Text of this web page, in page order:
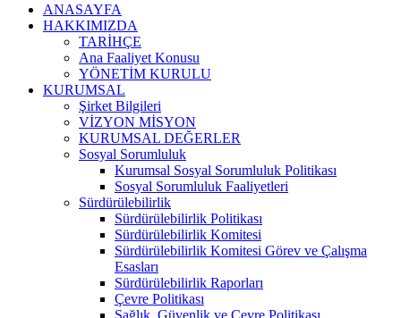
ANASAYFA
HAKKIMIZDA
TARİHÇE
Ana Faaliyet Konusu
YÖNETİM KURULU
KURUMSAL
Şirket Bilgileri
VİZYON MİSYON
KURUMSAL DEĞERLER
Sosyal Sorumluluk
Kurumsal Sosyal Sorumluluk Politikası
Sosyal Sorumluluk Faaliyetleri
Sürdürülebilirlik
Sürdürülebilirlik Politikası
Sürdürülebilirlik Komitesi
Sürdürülebilirlik Komitesi Görev ve Çalışma
Esasları
Sürdürülebilirlik Raporları
Çevre Politikası
Sağlık, Güvenlik ve Çevre Politikası